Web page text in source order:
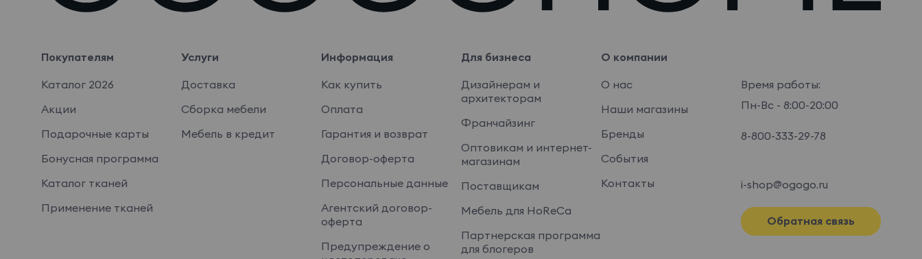
Покупателям
Каталог 2026
Акции
Подарочные карты
Бонусная программа
Каталог тканей
Применение тканей
Услуги
Доставка
Сборка мебели
Мебель в кредит
Информация
Как купить
Оплата
Гарантия и возврат
Договор-оферта
Персональные данные
Агентский договор-
оферта
Предупреждение о
Для бизнеса
Дизайнерам и
архитекторам
Франчайзинг
Оптовикам и интернет-
магазинам
Поставщикам
Мебель для HoReCa
Партнерская программа
для блогеров
О компании
О нас
Наши магазины
Бренды
События
Контакты
Время работы:
Пн-Вс - 8:00-20:00
8-800-333-29-78
i-shop@ogogo.ru
Обратная связь